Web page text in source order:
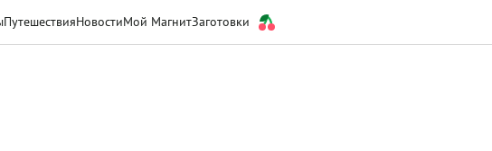
ПутешествияНовостиМой МагнитЗаготовки